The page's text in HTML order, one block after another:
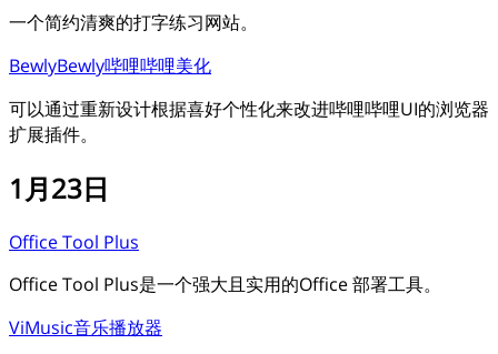
一个简约清爽的打字练习网站。
BewlyBewly哔哩哔哩美化
可以通过重新设计根据喜好个性化来改进哔哩哔哩UI的浏览器
扩展插件。
1月23日
Office Tool Plus
Office Tool Plus是一个强大且实用的Office 部署工具。
ViMusic音乐播放器